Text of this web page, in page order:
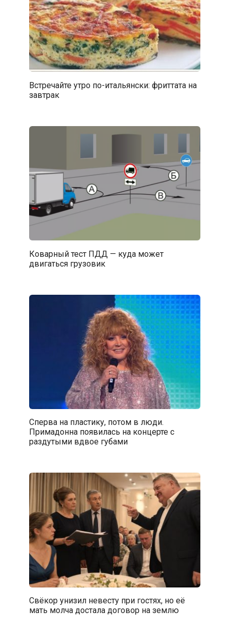
Встречайте утро по-итальянски: фриттата на
завтрак
Коварный тест ПДД — куда может
двигаться грузовик
Сперва на пластику, потом в люди.
Примадонна появилась на концерте с
раздутыми вдвое губами
Свёкор унизил невесту при гостях, но её
мать молча достала договор на землю